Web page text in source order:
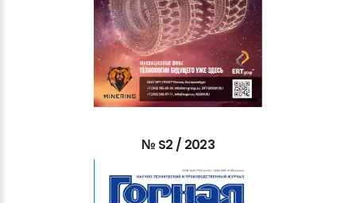
№ S2 / 2023